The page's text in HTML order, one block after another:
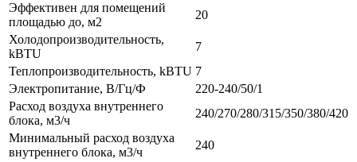
Эффективен для помещений
площадью до, м2
20
Холодопроизводительность,
kBTU
7
Теплопроизводительность, kBTU 7
Электропитание, В/Гц/Ф
220-240/50/1
Расход воздуха внутреннего
блока, м3/ч
240/270/280/315/350/380/420
Минимальный расход воздуха
внутреннего блока, м3/ч
240